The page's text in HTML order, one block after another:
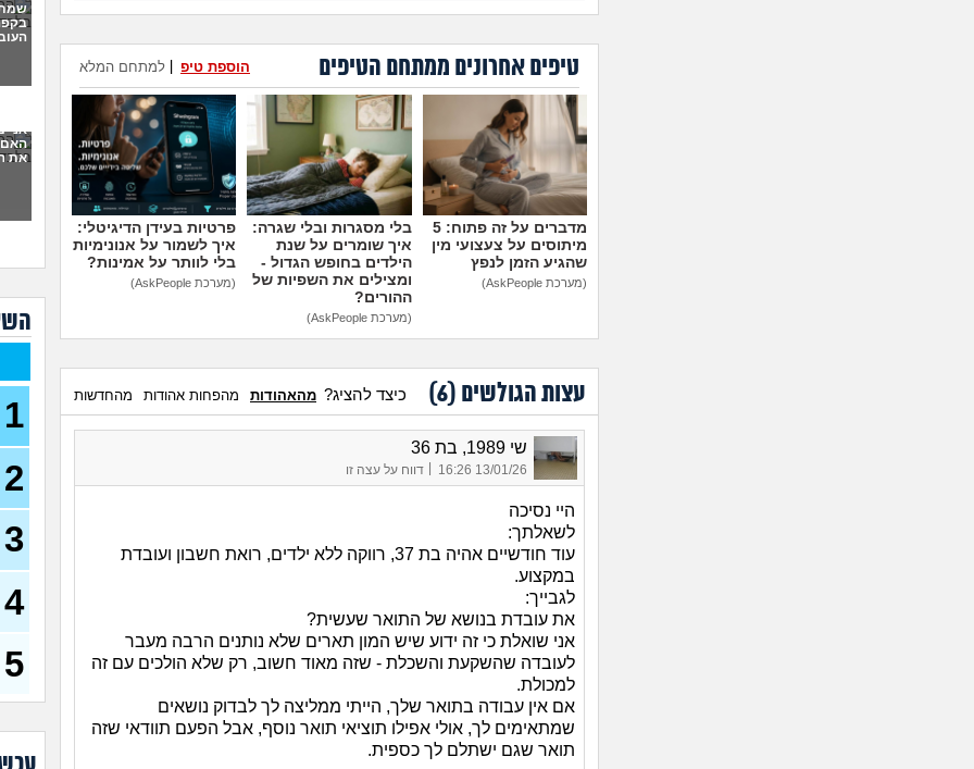
טיפים אחרונים ממתחם הטיפים למתחם המלא הוספת טיפ
מדברים על זה פתוח: 5
מיתוסים על צעצועי מין
שהגיע הזמן לנפץ
(מערכת AskPeople)
בלי מסגרות ובלי שגרה:
איך שומרים על שנת
הילדים בחופש הגדול -
ומצילים את השפיות של
ההורים?
(מערכת AskPeople)
פרטיות בעידן הדיגיטלי:
איך לשמור על אנונימיות
בלי לוותר על אמינות?
(מערכת AskPeople)
עצות הגולשים (6
) כיצד להציג? מהאהודות מהפחות אהודות מהחדשות
שי 1989, בת 36
13/01/26 16:26 דווח על עצה זו
היי נסיכה
לשאלתך:
עוד חודשיים אהיה בת 37, רווקה ללא ילדים, רואת חשבון ועובדת
במקצוע.
לגבייך:
את עובדת בנושא של התואר שעשית?
אני שואלת כי זה ידוע שיש המון תארים שלא נותנים הרבה מעבר
לעובדה שהשקעת והשכלת - שזה מאוד חשוב, רק שלא הולכים עם זה
למכולת.
אם אין עבודה בתואר שלך, הייתי ממליצה לך לבדוק נושאים
שמתאימים לך, אולי אפילו תוציאי תואר נוסף, אבל הפעם תוודאי שזה
תואר שגם ישתלם לך כספית.
23)
22)
26)
אני
את
1
2
3
4
5